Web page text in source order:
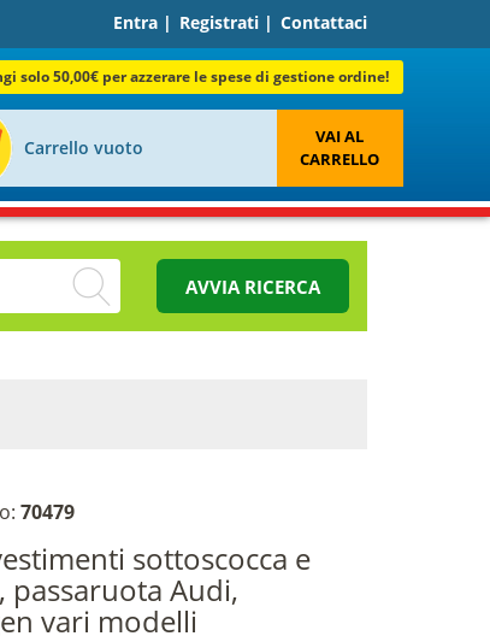
Entra| Registrati| Contattaci
solo 50,00€ per azzerare le spese di gestione ordine!
Carrello vuoto
VAI AL
CARRELLO
AVVIA RICERCA
70479
sottoscocca e
passaruota Audi,
vari modelli